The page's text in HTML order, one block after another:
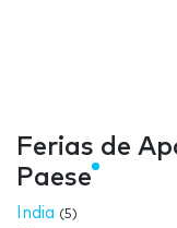
Ferias de
Paese
India (5)